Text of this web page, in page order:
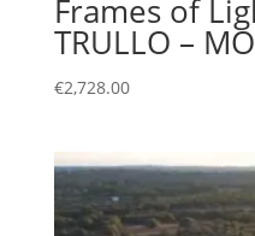
Frames of
TRULLO –
€2,728.00